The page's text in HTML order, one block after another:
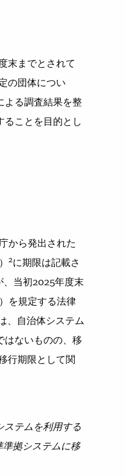
末までとされて
の団体につい
よる調査結果を整
ることを目的とし
から発出された
2に期限は記載さ
、当初2025年度末
を規定する法律
、自治体システム
はないものの、移
行期限として関
テムを利用する
拠システムに移